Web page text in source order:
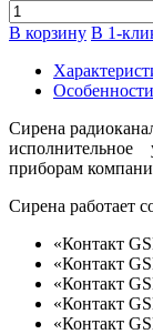
В корзину В 1-
Особенности
Сирена
приборам
Сирена работает
«Контакт
«Контакт
«Контакт
«Контакт
«Контакт